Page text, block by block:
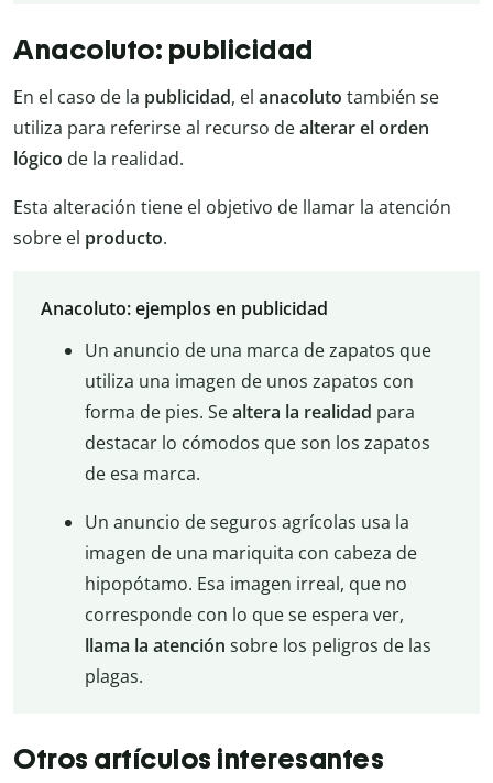
Anacoluto: publicidad
En el caso de la publicidad, el anacoluto también se
utiliza para referirse al recurso dealterar el orden
lógico de la realidad.
Esta alteración tiene el objetivo de llamar la atención
sobre el producto.
Anacoluto: ejemplos en publicidad
Un anuncio de una marca de zapatos que
utiliza una imagen de unos zapatos con
forma de pies. Sealtera la realidad para
destacar lo cómodos que son los zapatos
de esa marca.
Un anuncio de seguros agrícolas usa la
imagen de una mariquita con cabeza de
hipopótamo. Esa imagen irreal, que no
corresponde con lo que se espera ver,
llama la atención sobre los peligros de las
plagas.
Otros artículos interesantes